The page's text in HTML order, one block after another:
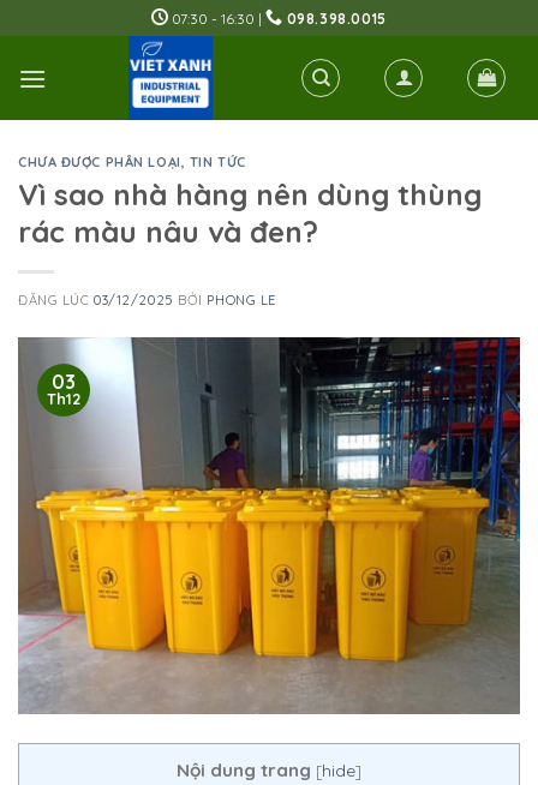
to
content
07:30 - 16:30 | 098.398.0015
CHƯA ĐƯỢC PHÂN LOẠI, TIN TỨC
Vì sao nhà hàng nên dùng thùng
rác màu nâu và đen?
ĐĂNG LÚC03/12/2025 BỞI PHONG LE
03
Th12
Nội dung trang [hide]